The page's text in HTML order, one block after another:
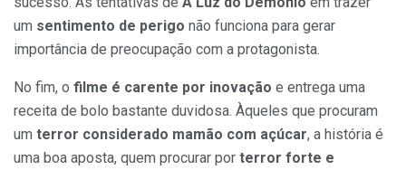
um sentimento de perigo não funciona para gerar
importância de preocupação com a protagonista.
No fim, o filme é carente por inovação e entrega uma
receita de bolo bastante duvidosa. Àqueles que procuram
um terror considerado mamão com açúcar, a história é
uma boa aposta, quem procurar por terror forte e